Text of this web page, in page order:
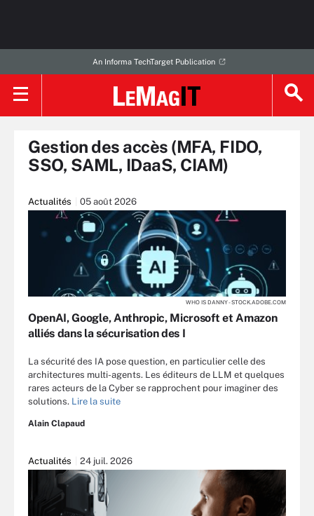
An Informa TechTarget Publication
Gestion des accès (MFA, FIDO,
SSO, SAML, IDaaS, CIAM)
Actualités 05 août 2026
WHO IS DANNY - STOCK.ADOBE.COM
OpenAI, Google, Anthropic, Microsoft et Amazon
alliés dans la sécurisation des I
La sécurité des IA pose question, en particulier celle des
architectures multi-agents. Les éditeurs de LLM et quelques
rares acteurs de la Cyber se rapprochent pour imaginer des
solutions. Lire la suite
Alain Clapaud
Actualités 24 juil. 2026